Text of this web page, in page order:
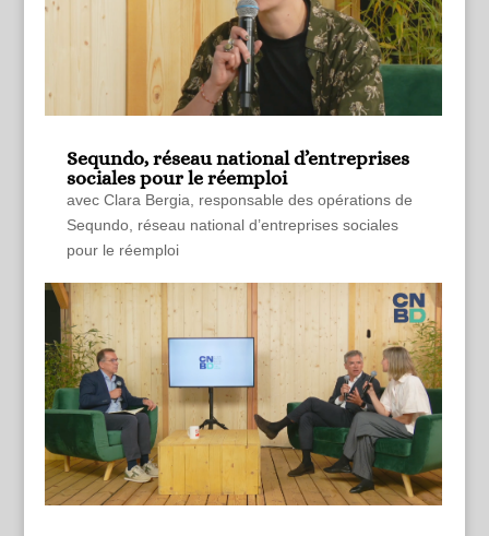
Sequndo, réseau national d’entreprises
sociales pour le réemploi
avec Clara Bergia, responsable des opérations de
Sequndo, réseau national d’entreprises sociales
pour le réemploi